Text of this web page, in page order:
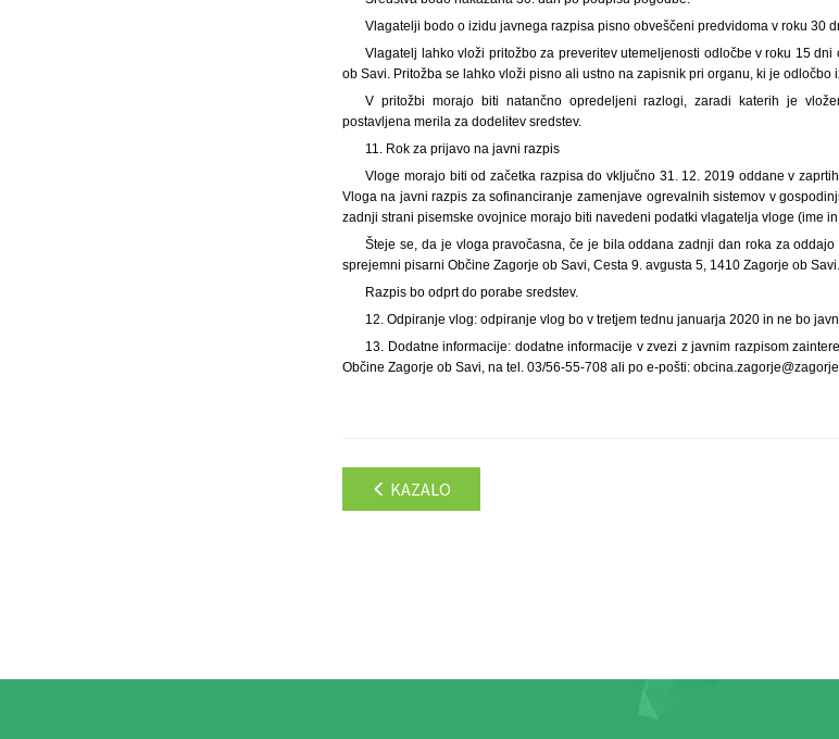
Vlagatelji bodo o izidu javnega razpisa pisno obveščeni predvidoma v roku 30
Vlagatelj lahko vloži pritožbo za preveritev utemeljenosti odločbe v roku 15
ob Savi. Pritožba se lahko vloži pisno ali ustno na zapisnik pri organu, ki je odločbo
V pritožbi morajo biti natančno opredeljeni razlogi, zaradi katerih je
postavljena merila za dodelitev sredstev.
11. Rok za prijavo na javni razpis
Vloge morajo biti od začetka razpisa do vključno 31. 12. 2019 oddane v
Vloga na javni razpis za sofinanciranje zamenjave ogrevalnih sistemov v
zadnji strani pisemske ovojnice morajo biti navedeni podatki vlagatelja vloge (ime
Šteje se, da je vloga pravočasna, če je bila oddana zadnji dan roka za
sprejemni pisarni Občine Zagorje ob Savi, Cesta 9. avgusta 5, 1410 Zagorje ob Savi.
Razpis bo odprt do porabe sredstev.
12. Odpiranje vlog: odpiranje vlog bo v tretjem tednu januarja 2020 in ne bo
13. Dodatne informacije: dodatne informacije v zvezi z javnim razpisom
Občine Zagorje ob Savi, na tel. 03/56-55-708 ali po e-pošti:
KAZALO